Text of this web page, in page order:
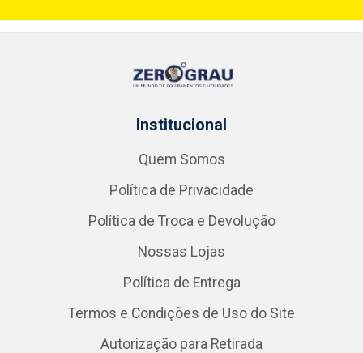
Institucional
Quem Somos
Política de Privacidade
Política de Troca e Devolução
Nossas Lojas
Política de Entrega
Termos e Condições de Uso do Site
Autorização para Retirada